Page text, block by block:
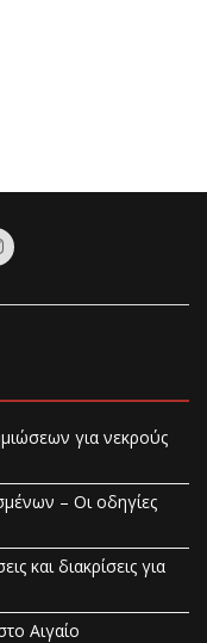
για νεκρούς
– Οι οδηγίες
και διακρίσεις για
Αιγαίο